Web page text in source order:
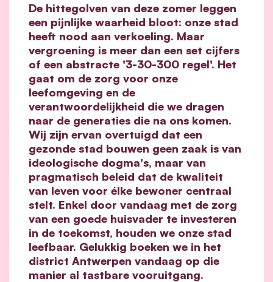
De hittegolven van deze zomer leggen
een pijnlijke waarheid bloot: onze stad
heeft nood aan verkoeling. Maar
vergroening is meer dan een set cijfers
of een abstracte '3-30-300 regel'. Het
gaat om de zorg voor onze
leefomgeving en de
verantwoordelijkheid die we dragen
naar de generaties die na ons komen.
Wij zijn ervan overtuigd dat een
gezonde stad bouwen geen zaak is van
ideologische dogma's, maar van
pragmatisch beleid dat de kwaliteit
van leven voor élke bewoner centraal
stelt. Enkel door vandaag met de zorg
van een goede huisvader te investeren
in de toekomst, houden we onze stad
leefbaar. Gelukkig boeken we in het
district Antwerpen vandaag op die
manier al tastbare vooruitgang.